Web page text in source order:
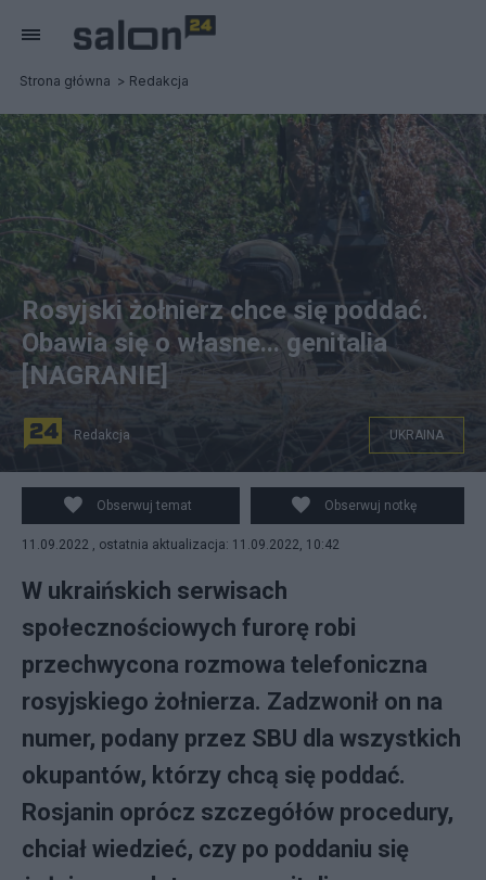
Strona główna Redakcja
Rosyjski żołnierz na froncie w Donbasie. Fot. PAP/EPA
Rosyjski żołnierz chce się poddać.
Obawia się o własne... genitalia
[NAGRANIE]
Redakcja UKRAINA
Obserwuj temat Obserwuj notkę
11.09.2022 , ostatnia aktualizacja: 11.09.2022, 10:42
W ukraińskich serwisach
społecznościowych furorę robi
przechwycona rozmowa telefoniczna
rosyjskiego żołnierza. Zadzwonił on na
numer, podany przez SBU dla wszystkich
okupantów, którzy chcą się poddać.
Rosjanin oprócz szczegółów procedury,
chciał wiedzieć, czy po poddaniu się